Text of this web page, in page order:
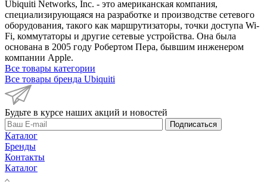
Ubiquiti Networks, Inc. - это американская компания,
специализирующаяся на разработке и производстве сетевого
оборудования, такого как маршрутизаторы, точки доступа Wi-
Fi, коммутаторы и другие сетевые устройства. Она была
основана в 2005 году Робертом Пера, бывшим инженером
компании Apple.
Все товары категории
Все товары бренда Ubiquiti
Будьте в курсе наших акций и новостей
Подписаться
Каталог
Бренды
Контакты
Каталог